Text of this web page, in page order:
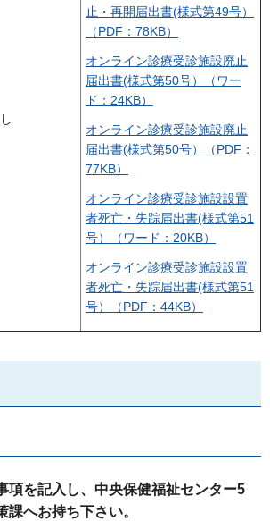
止・再開届出書(様式第49号）
（PDF：78KB）
オンライン診療受診施設廃止
届出書(様式第50号）
（ワー
ド：24KB）
オンライン診療受診施設廃止
届出書(様式第50号）
（PDF：
77KB）
オンライン診療受診施設設置
者死亡・失踪届出書(様式第51
号）
（ワード：20KB）
オンライン診療受診施設設置
者死亡・失踪届出書(様式第51
号）
（PDF：44KB）
項を記入し、中央保健福祉センター5
課へお持ち下さい。